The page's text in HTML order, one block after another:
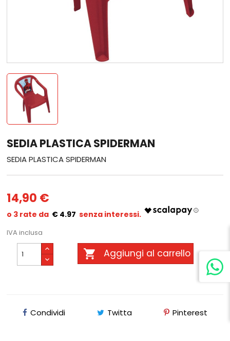
SEDIA PLASTICA SPIDERMAN
SEDIA PLASTICA SPIDERMAN
14,90 €
€ 4.97
IVA inclusa
 Aggiungi al carrello
Condividi Twitta Pinterest